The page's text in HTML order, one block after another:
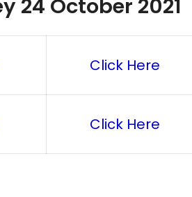
24 October 2021
Click Here
Click Here